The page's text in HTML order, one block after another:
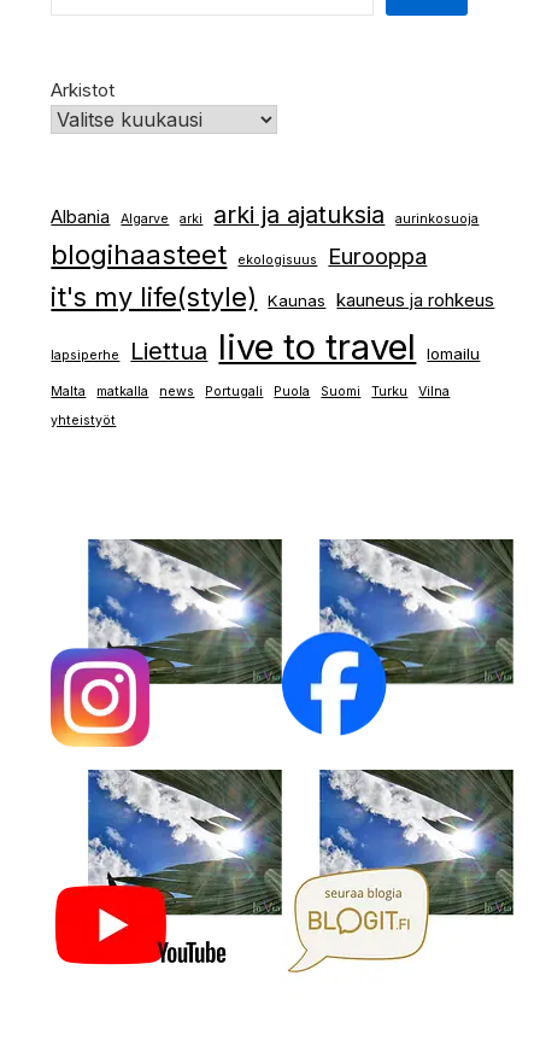
Arkistot
Albania Algarve arki arki ja ajatuksia aurinkosuoja
blogihaasteet ekologisuus Eurooppa
it's my life(style) Kaunas kauneus ja rohkeus
lapsiperhe Liettua live to travel lomailu
Malta matkalla news Portugali Puola Suomi Turku
Vilna
yhteistyöt